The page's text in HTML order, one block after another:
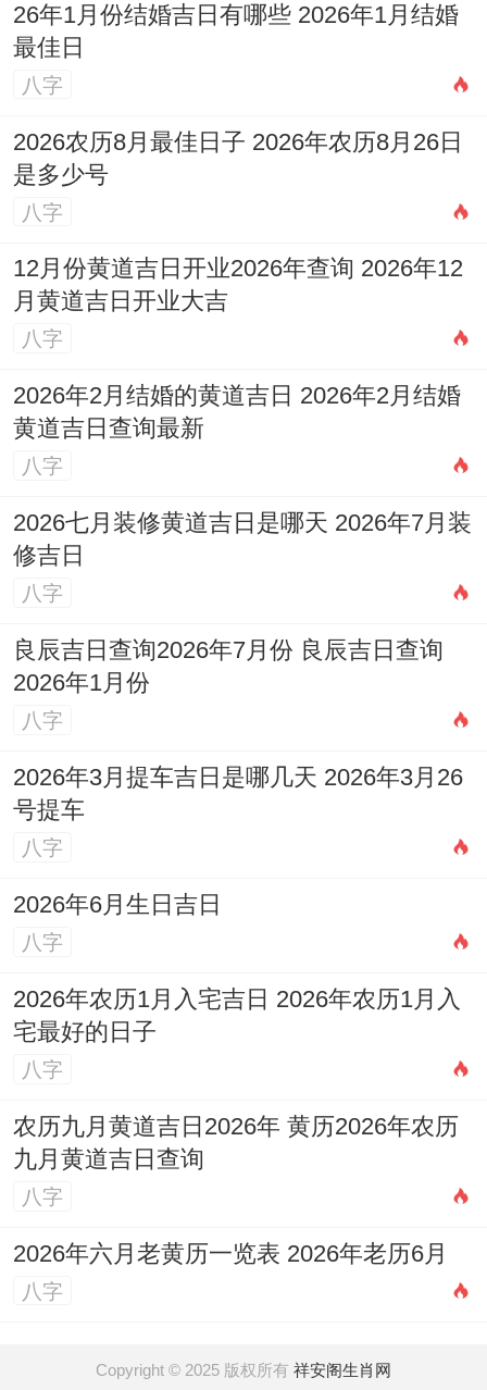
26年1月份结婚吉日有哪些 2026年1月结婚
最佳日
八字
2026农历8月最佳日子 2026年农历8月26日
是多少号
八字
12月份黄道吉日开业2026年查询 2026年12
月黄道吉日开业大吉
八字
2026年2月结婚的黄道吉日 2026年2月结婚
黄道吉日查询最新
八字
2026七月装修黄道吉日是哪天 2026年7月装
修吉日
八字
良辰吉日查询2026年7月份 良辰吉日查询
2026年1月份
八字
2026年3月提车吉日是哪几天 2026年3月26
号提车
八字
2026年6月生日吉日
八字
2026年农历1月入宅吉日 2026年农历1月入
宅最好的日子
八字
农历九月黄道吉日2026年 黄历2026年农历
九月黄道吉日查询
八字
2026年六月老黄历一览表 2026年老历6月
八字
Copyright © 2025 版权所有 祥安阁生肖网